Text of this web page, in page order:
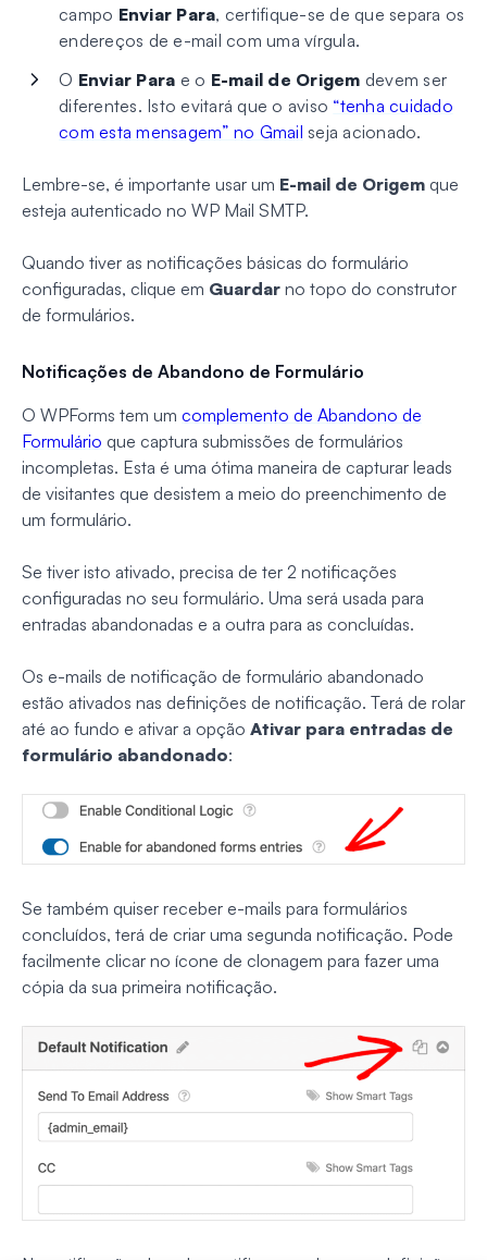
campo Enviar Para, certifique-se de que separa os
endereços de e-mail com uma vírgula.
O Enviar Para e o E-mail de Origem devem ser
diferentes. Isto evitará que o aviso “tenha cuidado
com esta mensagem” no Gmail seja acionado.
Lembre-se, é importante usar um E-mail de Origem que
esteja autenticado no WP Mail SMTP.
Quando tiver as notificações básicas do formulário
configuradas, clique em Guardar no topo do construtor
de formulários.
Notificações de Abandono de Formulário
O WPForms tem um complemento de Abandono de
Formulário que captura submissões de formulários
incompletas. Esta é uma ótima maneira de capturar leads
de visitantes que desistem a meio do preenchimento de
um formulário.
Se tiver isto ativado, precisa de ter 2 notificações
configuradas no seu formulário. Uma será usada para
entradas abandonadas e a outra para as concluídas.
Os e-mails de notificação de formulário abandonado
estão ativados nas definições de notificação. Terá de rolar
até ao fundo e ativar a opção Ativar para entradas de
formulário abandonado:
Se também quiser receber e-mails para formulários
concluídos, terá de criar uma segunda notificação. Pode
facilmente clicar no ícone de clonagem para fazer uma
cópia da sua primeira notificação.